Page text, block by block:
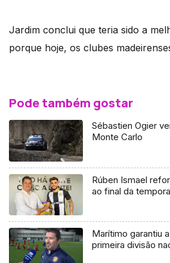
Jardim conclui que teria sido a
porque hoje, os clubes
Pode também gostar
Sébastien Ogier
Monte Carlo
Rúben Ismael
ao final da
Marítimo garantiu
primeira divisão